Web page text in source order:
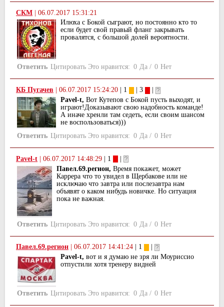
СКМ
06.07.2017 15:31:21
Илюха с Бокой сыграют, но постоянно кто то
если будет свой правый фланг закрывать
провалятся, с большой долей вероятности.
Ответить Цитировать Это нравится: 0 Да / 0 Нет
КБ Пугачев 06.07.2017 15:24:20 | 1 | 3
Pavel-t, Вот Кутепов с Бокой пусть выходят, и
играют!Доказывают свою надобность команде!
А иначе хренли там седеть, если своим шансом
не воспользоваться)))
Ответить Цитировать Это нравится: 0 Да / 0 Нет
Pavel-t | 06.07.2017 14:48:29 | 1
|
Павел.69.регион, Время покажет, может
Каррера что то увидел в Щербакове или не
исключаю что завтра или послезавтра нам
объявят о каком нибудь новичке. Но ситуация
пока не важная.
Ответить Цитировать Это нравится: 0 Да / 0 Нет
Павел.69.регион 06.07.2017 14:41:24 | 1
Pavel-t, вот и я думаю не зря ли Моуриссио
отпустили хотя тренеру видней
Ответить Цитировать Это нравится: 0 Да / 0 Нет